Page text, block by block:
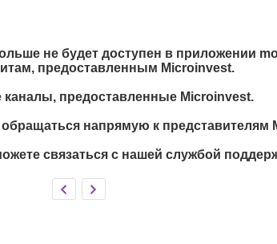
не будет доступен в приложении
предоставленным Microinvest.
предоставленные Microinvest.
напрямую к представителям
связаться с нашей службой